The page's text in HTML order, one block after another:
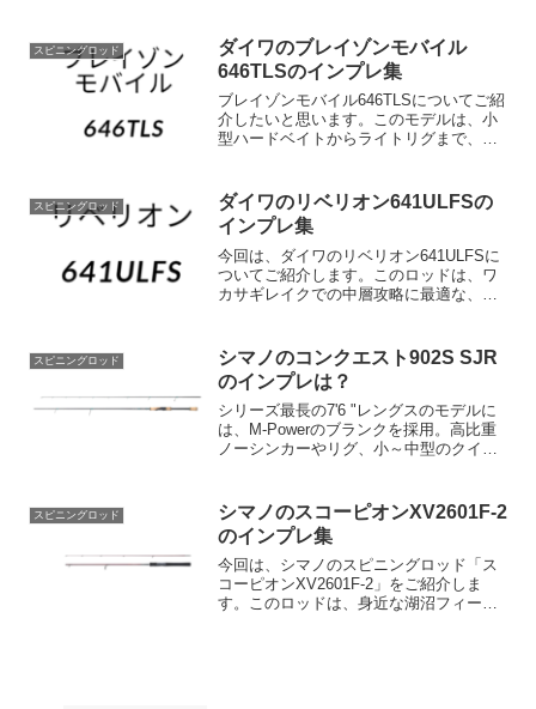
グ専用の267UL+です。このロッドは、キ
ャスト時にワーム...
スピニングロッド
ダイワのブレイゾンモバイル
646TLSのインプレ集
ブレイゾンモバイル646TLSについてご紹
介したいと思います。このモデルは、小
型ハードベイトからライトリグまで、多
た性能がわかります。ハイプレッシャー
化したフィールドで...
スピニングロッド
ダイワのリベリオン641ULFSの
インプレ集
今回は、ダイワのリベリオン641ULFSに
ついてご紹介します。このロッドは、ワ
カサギレイクでの中層攻略に最適な、ミ
見ていきましょう！強風下でのラインス
ラックの巧みなコン...
スピニングロッド
シマノのコンクエスト902S SJR
のインプレは？
シリーズ最長の7'6 "レングスのモデルに
は、M-Powerのブランクを採用。高比重
ノーシンカーやリグ、小～中型のクイッ
レメントです。よりシンプルなセッティ
ングでも、こ...
スピニングロッド
シマノのスコーピオンXV2601F-2
のインプレ集
今回は、シマノのスピニングロッド「ス
コーピオンXV2601F-2」をご紹介しま
す。このロッドは、身近な湖沼フィール